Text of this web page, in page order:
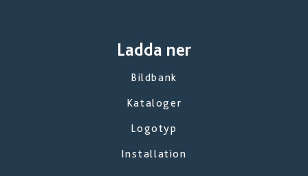
Ladda ner
Bildbank
Kataloger
Logotyp
Installation